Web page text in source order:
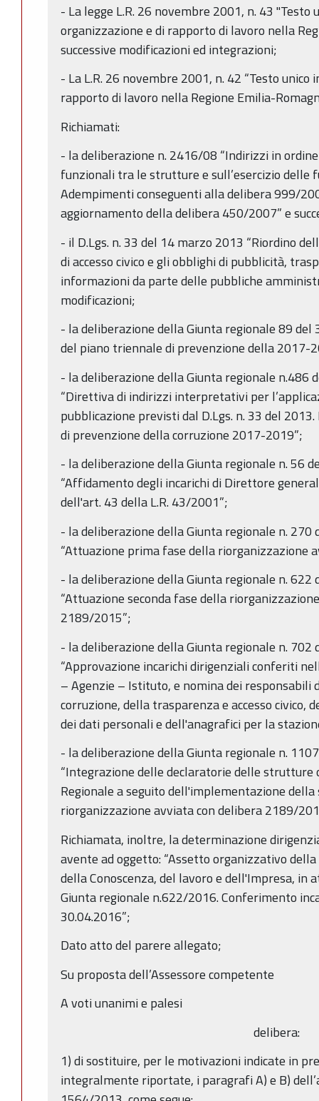
- La legge L.R. 26 novembre 2001, n. 43 "Testo
organizzazione e di rapporto di lavoro nella
successive modificazioni ed integrazioni;
- La L.R. 26 novembre 2001, n. 42 “Testo
rapporto di lavoro nella Regione Emilia-
Richiamati:
- la deliberazione n. 2416/08 “Indirizzi in
funzionali tra le strutture e sull’esercizio delle
Adempimenti conseguenti alla delibera 999/
aggiornamento della delibera 450/2007” e
- il D.Lgs. n. 33 del 14 marzo 2013 “Riordino
di accesso civico e gli obblighi di pubblicità,
informazioni da parte delle pubbliche
modificazioni;
- la deliberazione della Giunta regionale 89 del
del piano triennale di prevenzione della 2017-
- la deliberazione della Giunta regionale n.486
“Direttiva di indirizzi interpretativi per
pubblicazione previsti dal D.Lgs. n. 33 del
di prevenzione della corruzione 2017-2019”;
- la deliberazione della Giunta regionale n. 56
“Affidamento degli incarichi di Direttore
dell'art. 43 della L.R. 43/2001”;
- la deliberazione della Giunta regionale n.
“Attuazione prima fase della riorganizzazione
- la deliberazione della Giunta regionale n.
“Attuazione seconda fase della
2189/2015”;
- la deliberazione della Giunta regionale n.
“Approvazione incarichi dirigenziali conferiti
– Agenzie – Istituto, e nomina dei responsabili
corruzione, della trasparenza e accesso civico,
dei dati personali e dell'anagrafici per la
- la deliberazione della Giunta regionale n.
“Integrazione delle declaratorie delle strutture
Regionale a seguito dell'implementazione della
riorganizzazione avviata con delibera 2189/
Richiamata, inoltre, la determinazione
avente ad oggetto: “Assetto organizzativo
della Conoscenza, del lavoro e dell'Impresa, in
Giunta regionale n.622/2016. Conferimento
30.04.2016”;
Dato atto del parere allegato;
Su proposta dell’Assessore competente
A voti unanimi e palesi
delibera:
1) di sostituire, per le motivazioni indicate in
integralmente riportate, i paragrafi A) e B)